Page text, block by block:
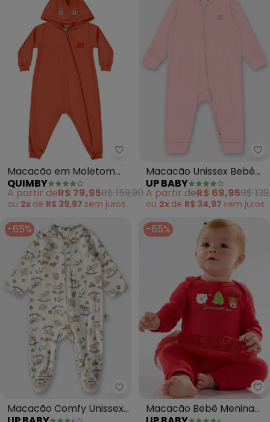
Quimby - Macacão em
Macacão em Moletom
Unissex Bebê (Laranja)
QUIMBY
A partir deR$ 79,95R$ 159,90
ou 2x de R$ 39,97 sem juros
Macacão Unissex Bebê
Suedine (Rosa)
UP BABY
A partir deR$ 69,95R$
ou 2x de R$ 34,97 sem juros
-65%
Up Baby - Macacão Comfy
Macacão Comfy Unissex
-65%
Macacão Bebê Menina